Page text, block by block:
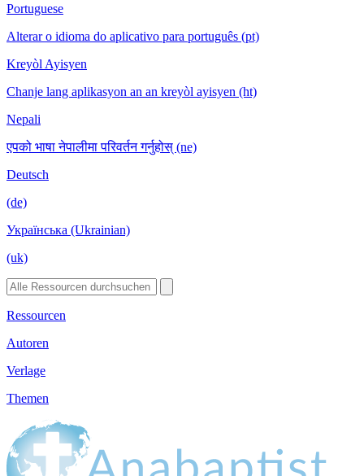
Portuguese
Alterar o idioma do aplicativo para português (pt)
Kreyòl Ayisyen
Chanje lang aplikasyon an an kreyòl ayisyen (ht)
Nepali
एपको भाषा नेपालीमा परिवर्तन गर्नुहोस् (ne)
Deutsch
(de)
Українська (Ukrainian)
(uk)
Ressourcen
Autoren
Verlage
Themen